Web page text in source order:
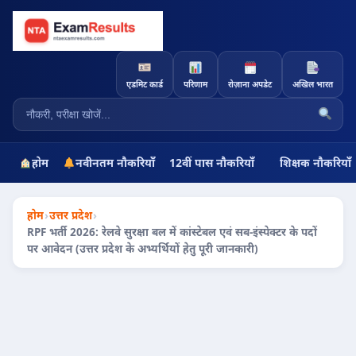
एडमिट कार्ड परिणाम रोज़ाना अपडेट अखिल भारत
होम नवीनतम नौकरियाँ 12वीं पास नौकरियाँ शिक्षक नौकरियाँ
होम›उत्तर प्रदेश›
RPF भर्ती 2026: रेलवे सुरक्षा बल में कांस्टेबल एवं सब-इंस्पेक्टर के पदों
पर आवेदन (उत्तर प्रदेश के अभ्यर्थियों हेतु पूरी जानकारी)